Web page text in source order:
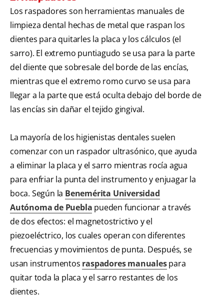
Los raspadores son herramientas manuales de
limpieza dental hechas de metal que raspan los
dientes para quitarles la placa y los cálculos (el
sarro). El extremo puntiagudo se usa para la parte
del diente que sobresale del borde de las encías,
mientras que el extremo romo curvo se usa para
llegar a la parte que está oculta debajo del borde de
las encías sin dañar el tejido gingival.
La mayoría de los higienistas dentales suelen
comenzar con un raspador ultrasónico, que ayuda
a eliminar la placa y el sarro mientras rocía agua
para enfriar la punta del instrumento y enjuagar la
boca. Según la Benemérita Universidad
Autónoma de Puebla pueden funcionar a través
de dos efectos: el magnetostrictivo y el
piezoeléctrico, los cuales operan con diferentes
frecuencias y movimientos de punta. Después, se
usan instrumentos raspadores manualespara
quitar toda la placa y el sarro restantes de los
dientes.